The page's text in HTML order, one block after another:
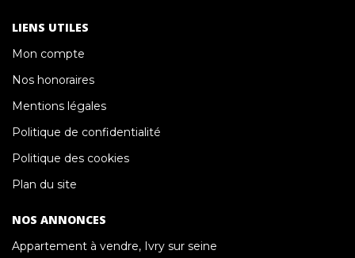
LIENS UTILES
Mon compte
Nos honoraires
Mentions légales
Politique de confidentialité
Politique des cookies
Plan du site
NOS ANNONCES
Appartement à vendre, Ivry sur seine